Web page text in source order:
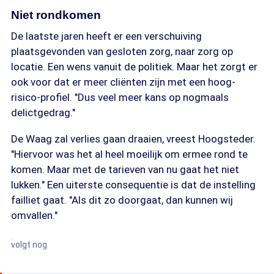
Niet rondkomen
De laatste jaren heeft er een verschuiving
plaatsgevonden van gesloten zorg, naar zorg op
locatie. Een wens vanuit de politiek. Maar het zorgt er
ook voor dat er meer cliënten zijn met een hoog-
risico-profiel. "Dus veel meer kans op nogmaals
delictgedrag."
De Waag zal verlies gaan draaien, vreest Hoogsteder.
"Hiervoor was het al heel moeilijk om ermee rond te
komen. Maar met de tarieven van nu gaat het niet
lukken." Een uiterste consequentie is dat de instelling
failliet gaat. "Als dit zo doorgaat, dan kunnen wij
omvallen."
volgt nog